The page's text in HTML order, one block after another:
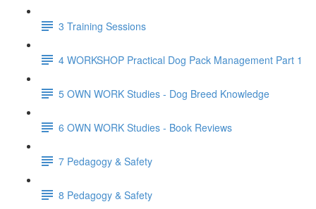
3 Training Sessions
4 WORKSHOP Practical Dog Pack Management Part 1
5 OWN WORK Studies - Dog Breed Knowledge
6 OWN WORK Studies - Book Reviews
7 Pedagogy & Safety
8 Pedagogy & Safety